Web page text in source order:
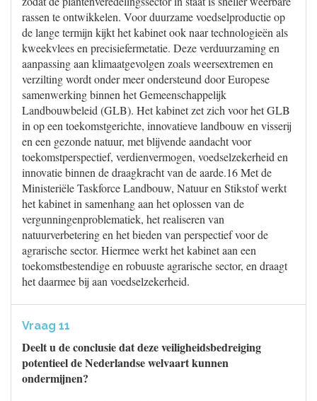
rassen te ontwikkelen. Voor duurzame voedselproductie op
de lange termijn kijkt het kabinet ook naar technologieën als
kweekvlees en precisiefermetatie. Deze verduurzaming en
aanpassing aan klimaatgevolgen zoals weersextremen en
verzilting wordt onder meer ondersteund door Europese
samenwerking binnen het Gemeenschappelijk
Landbouwbeleid (GLB). Het kabinet zet zich voor het GLB
in op een toekomstgerichte, innovatieve landbouw en visserij
en een gezonde natuur, met blijvende aandacht voor
toekomstperspectief, verdienvermogen, voedselzekerheid en
innovatie binnen de draagkracht van de aarde.16 Met de
Ministeriële Taskforce Landbouw, Natuur en Stikstof werkt
het kabinet in samenhang aan het oplossen van de
vergunningenproblematiek, het realiseren van
natuurverbetering en het bieden van perspectief voor de
agrarische sector. Hiermee werkt het kabinet aan een
toekomstbestendige en robuuste agrarische sector, en draagt
het daarmee bij aan voedselzekerheid.
Vraag 11
Deelt u de conclusie dat deze veiligheidsbedreiging
potentieel de Nederlandse welvaart kunnen
ondermijnen?